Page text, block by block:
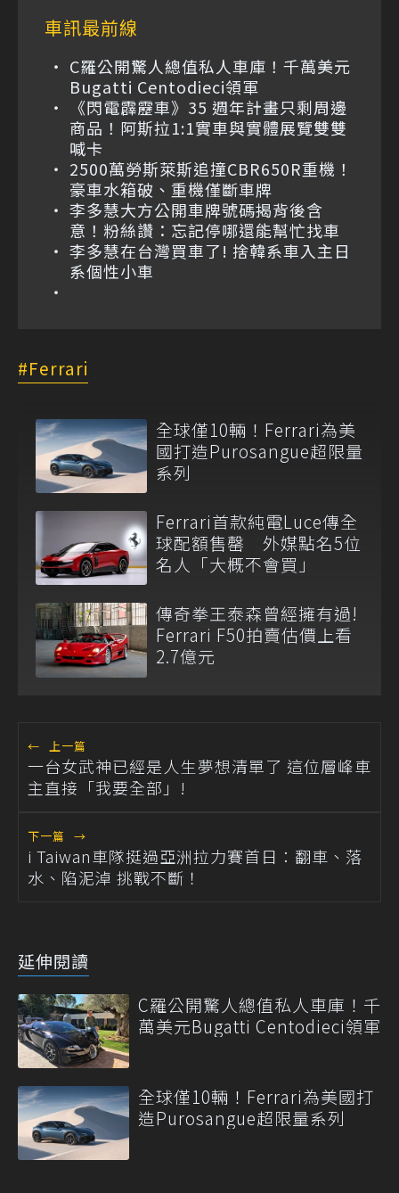
車訊最前線
C羅公開驚人總值私人車庫！千萬美元
Bugatti Centodieci領軍
《閃電霹靂車》35 週年計畫只剩周邊
商品！阿斯拉1:1實車與實體展覽雙雙
喊卡
2500萬勞斯萊斯追撞CBR650R重機！
豪車水箱破、重機僅斷車牌
李多慧大方公開車牌號碼揭背後含
意！粉絲讚：忘記停哪還能幫忙找車
李多慧在台灣買車了! 捨韓系車入主日
系個性小車
Ferrari
全球僅10輛！Ferrari為美
國打造Purosangue超限量
系列
Ferrari首款純電Luce傳全
球配額售罄 外媒點名5位
名人「大概不會買」
傳奇拳王泰森曾經擁有過!
Ferrari F50拍賣估價上看
2.7億元
← 上一篇
一台女武神已經是人生夢想清單了 這位層峰車
主直接「我要全部」!
下一篇 →
i Taiwan車隊挺過亞洲拉力賽首日：翻車、落
水、陷泥淖 挑戰不斷！
延伸閱讀
C羅公開驚人總值私人車庫！千
萬美元Bugatti Centodieci領軍
全球僅10輛！Ferrari為美國打
造Purosangue超限量系列